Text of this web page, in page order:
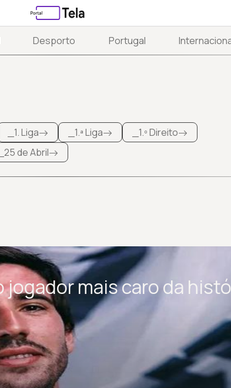
Desporto Portugal
_1. Liga _1.ª Liga
_1.º Direito
_25 de Abril
mais caro da